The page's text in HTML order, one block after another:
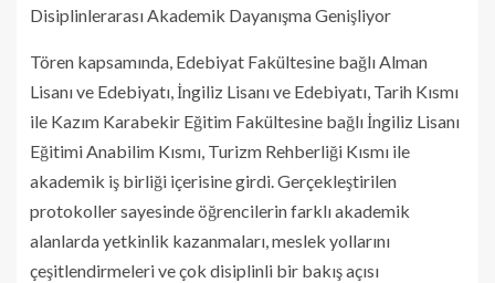
Disiplinlerarası Akademik Dayanışma Genişliyor
Tören kapsamında, Edebiyat Fakültesine bağlı Alman
Lisanı ve Edebiyatı, İngiliz Lisanı ve Edebiyatı, Tarih Kısmı
ile Kazım Karabekir Eğitim Fakültesine bağlı İngiliz Lisanı
Eğitimi Anabilim Kısmı, Turizm Rehberliği Kısmı ile
akademik iş birliği içerisine girdi. Gerçekleştirilen
protokoller sayesinde öğrencilerin farklı akademik
alanlarda yetkinlik kazanmaları, meslek yollarını
çeşitlendirmeleri ve çok disiplinli bir bakış açısı